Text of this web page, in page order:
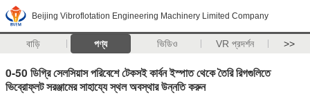
Beijing Vibroflotation Engineering Machinery Limited Company
বাড়ি পণ্য ভিডিও VR প্রদর্শন >>
0-50 ডিগ্রি সেলসিয়াস পরিবেশে টেকসই কার্বন ইস্পাত থেকে তৈরি রিগগুলিতে
ভিব্রোফ্লট সরঞ্জামের সাহায্যে স্থল অবস্থার উন্নতি করুন